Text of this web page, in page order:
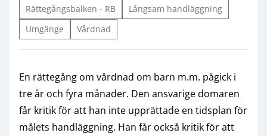
Rättegångsbalken - RB
Långsam handläggning
Umgänge
Vårdnad
En rättegång om vårdnad om barn m.m. pågick i
tre år och fyra månader. Den ansvarige domaren
får kritik för att han inte upprättade en tidsplan för
målets handläggning. Han får också kritik för att